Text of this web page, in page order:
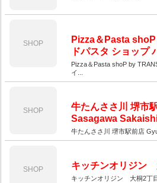
SHOP
Pizza＆Pasta
ドパスタ ショッ
Pizza＆Pasta shoP by
イ...
SHOP
牛たんささ川 堺市
Sasagawa
牛たんささ川 堺市駅前店
SHOP キッチンオリジン
キッチンオリジン 大桐2丁